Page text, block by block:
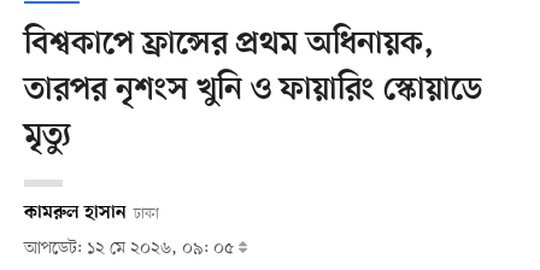
বিশ্বকাপে ফ্রান্সের প্রথম অধিনায়ক,
তারপর নৃশংস খুনি ও ফায়ারিং স্কোয়াডে
মৃত্যু
কামরুল হাসান ঢাকা
আপডেট: ১২ মে ২০২৬, ০৯: ০৫